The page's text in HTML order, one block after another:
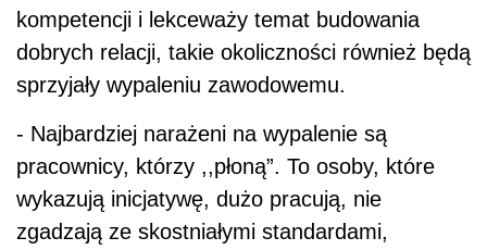
kompetencji i lekceważy temat budowania
dobrych relacji, takie okoliczności również będą
sprzyjały wypaleniu zawodowemu.
- Najbardziej narażeni na wypalenie są
pracownicy, którzy ,,płoną”. To osoby, które
wykazują inicjatywę, dużo pracują, nie
zgadzają ze skostniałymi standardami,